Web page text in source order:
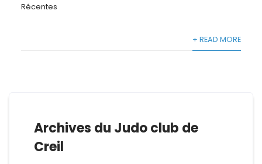
Récentes
+ READ MORE
Archives du Judo club de
Creil